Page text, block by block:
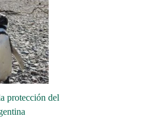
protección del